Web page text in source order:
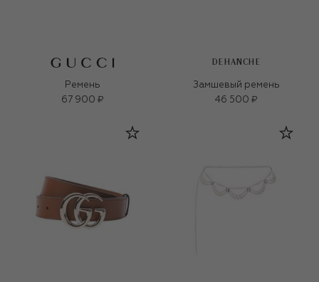
Ремень
67 900 ₽
DEHANCHE
Замшевый ремень
46 500 ₽